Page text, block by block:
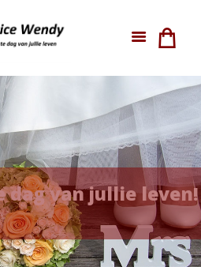
dagvanjullie leven!